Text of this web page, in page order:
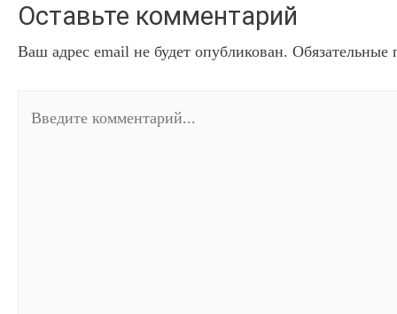
Оставьте комментарий
Ваш адрес email не будет опубликован.